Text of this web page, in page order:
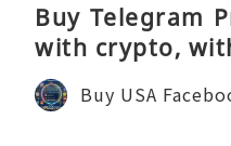
Buy Telegram
with crypto,
Buy USA